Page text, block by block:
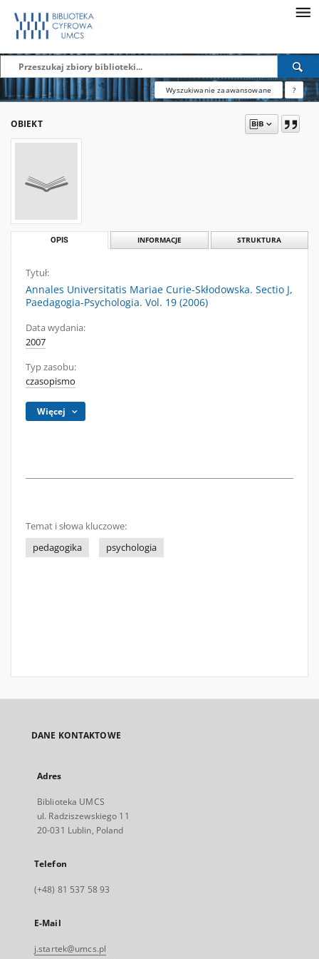
Wyszukiwanie zaawansowane ?
OBIEKT
OPIS INFORMACJE STRUKTURA
Tytuł:
Annales Universitatis Mariae Curie-Skłodowska. Sectio J,
Paedagogia-Psychologia. Vol. 19 (2006)
Data wydania:
2007
Typ zasobu:
czasopismo
Więcej
Temat i słowa kluczowe:
pedagogika
psychologia
DANE KONTAKTOWE
Adres
Biblioteka UMCS
ul. Radziszewskiego 11
20-031 Lublin, Poland
Telefon
(+48) 81 537 58 93
E-Mail
j.startek@umcs.pl